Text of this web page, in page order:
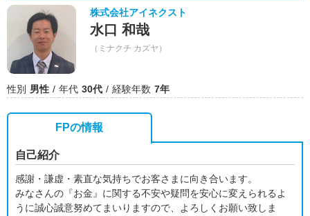
株式会社アイネクスト
水口 和哉
（ミナクチ カズヤ）
性別 男性 年代 30代 経験年数 7年
FPの情報
自己紹介
感謝・謙虚・素直な気持ちでお客さまに向き合います。
みなさんの『お金』に関する不安や疑問を安心に変えられるよ
うに誠心誠意努めてまいりますので、よろしくお願い致しま